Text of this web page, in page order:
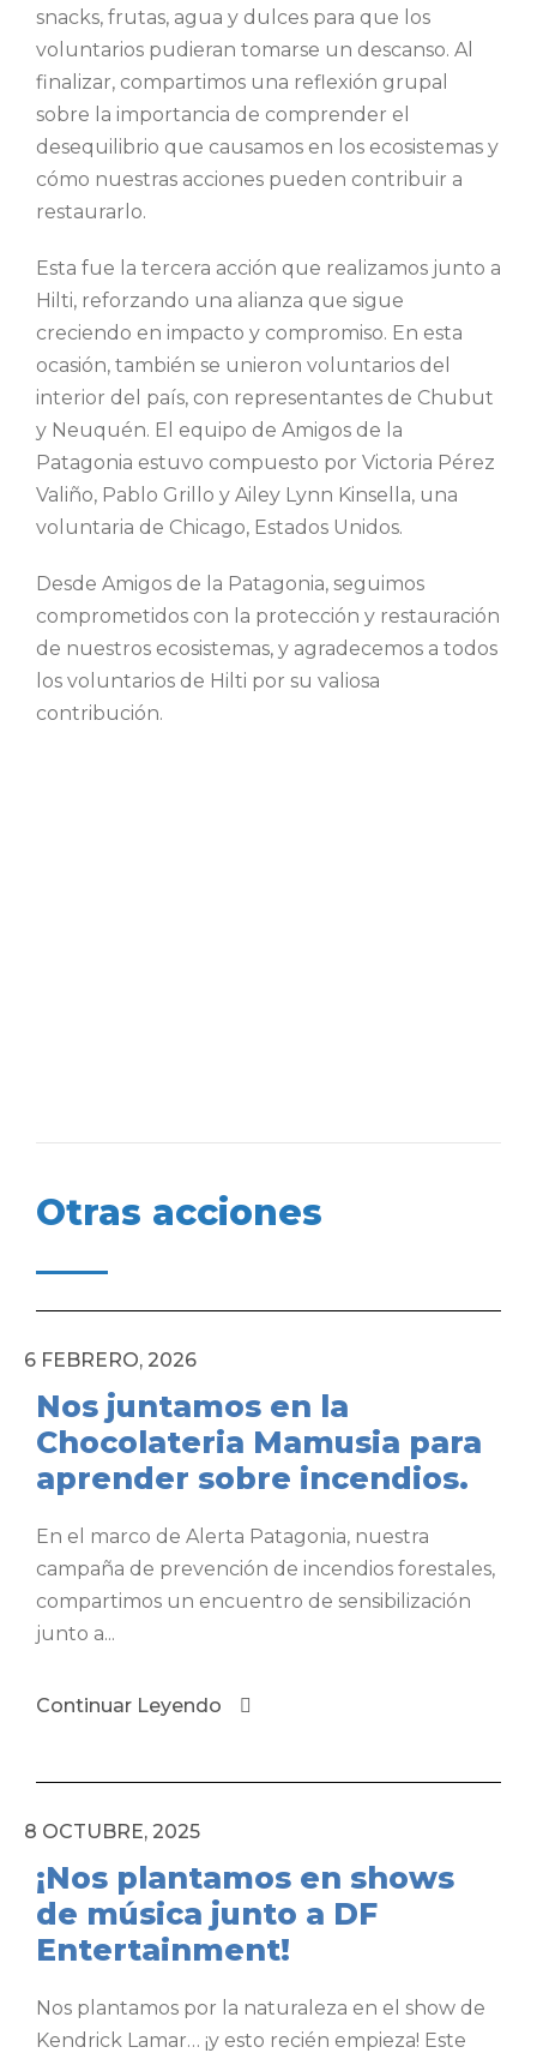
snacks, frutas, agua y dulces para que los
voluntarios pudieran tomarse un descanso. Al
finalizar, compartimos una reflexión grupal
sobre la importancia de comprender el
desequilibrio que causamos en los ecosistemas y
cómo nuestras acciones pueden contribuir a
restaurarlo.
Esta fue la tercera acción que realizamos junto a
Hilti, reforzando una alianza que sigue
creciendo en impacto y compromiso. En esta
ocasión, también se unieron voluntarios del
interior del país, con representantes de Chubut
y Neuquén. El equipo de Amigos de la
Patagonia estuvo compuesto por Victoria Pérez
Valiño, Pablo Grillo y Ailey Lynn Kinsella, una
voluntaria de Chicago, Estados Unidos.
Desde Amigos de la Patagonia, seguimos
comprometidos con la protección y restauración
de nuestros ecosistemas, y agradecemos a todos
los voluntarios de Hilti por su valiosa
contribución.
Otras acciones
6 FEBRERO, 2026
Nos juntamos en la
Chocolateria Mamusia para
aprender sobre incendios.
En el marco de Alerta Patagonia, nuestra
campaña de prevención de incendios forestales,
compartimos un encuentro de sensibilización
junto a...
Continuar Leyendo
8 OCTUBRE, 2025
¡Nos plantamos en shows
de música junto a DF
Entertainment!
Nos plantamos por la naturaleza en el show de
Kendrick Lamar… ¡y esto recién empieza! Este